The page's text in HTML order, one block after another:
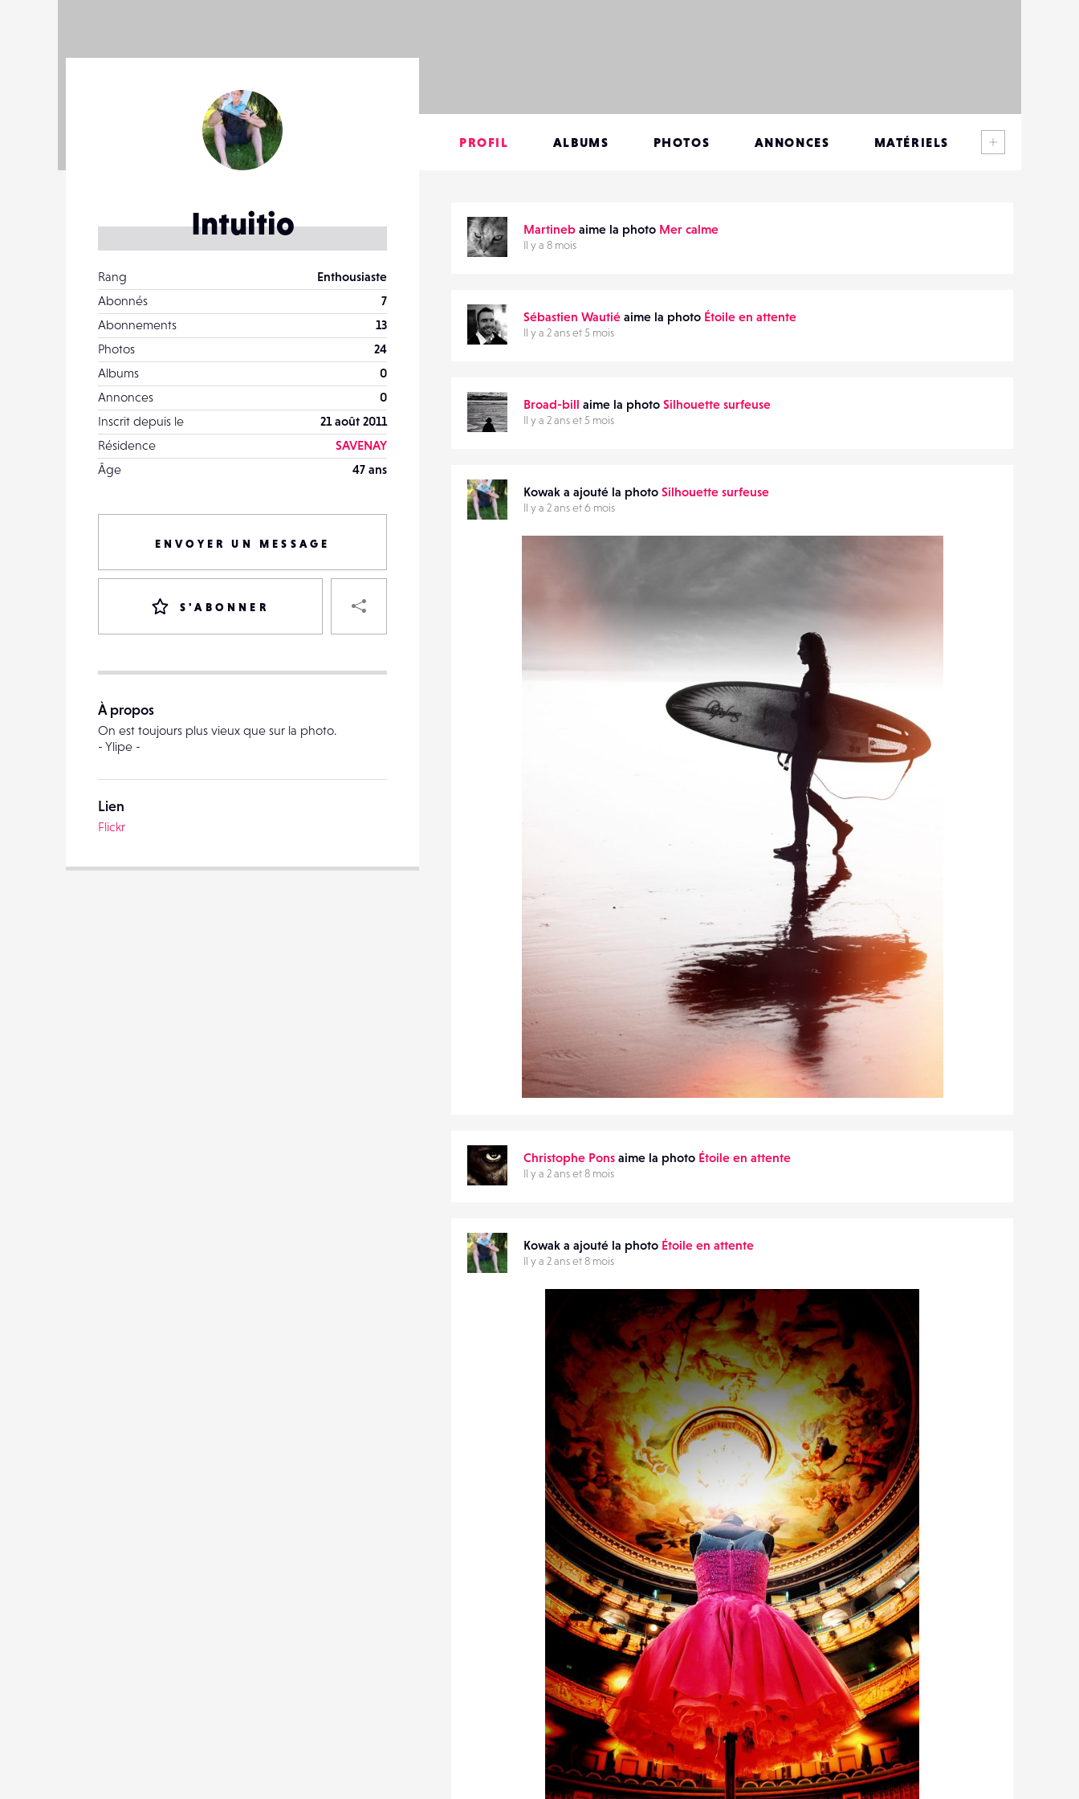
Intuitio
Rang
Enthousiaste
Abonnés
7
Abonnements
13
Photos
24
Albums
0
Annonces
0
Inscrit depuis le
21 août 2011
Résidence
SAVENAY
Âge
47 ans
ENVOYER UN MESSAGE
S'ABONNER
À propos
On est toujours plus vieux que sur la photo.
- Ylipe -
Lien
Flickr
PROFIL ALBUMS PHOTOS ANNONCES MATÉRIELS
Martineb aime la photo Mer calme
Il y a 8 mois
Sébastien Wautié aime la photo Étoile en attente
Il y a 2 ans et 5 mois
Broad-bill aime la photo Silhouette surfeuse
Il y a 2 ans et 5 mois
Kowak a ajouté la photo Silhouette surfeuse
Il y a 2 ans et 6 mois
29
Christophe Pons aime la photo Étoile en attente
Il y a 2 ans et 8 mois
Kowak a ajouté la photo Étoile en attente
Il y a 2 ans et 8 mois